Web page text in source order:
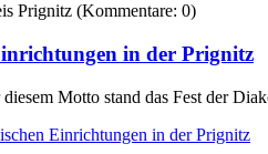
Prignitz (Kommentare: 0)
in der Prignitz
Motto stand das Fest der
Einrichtungen in der Prignitz